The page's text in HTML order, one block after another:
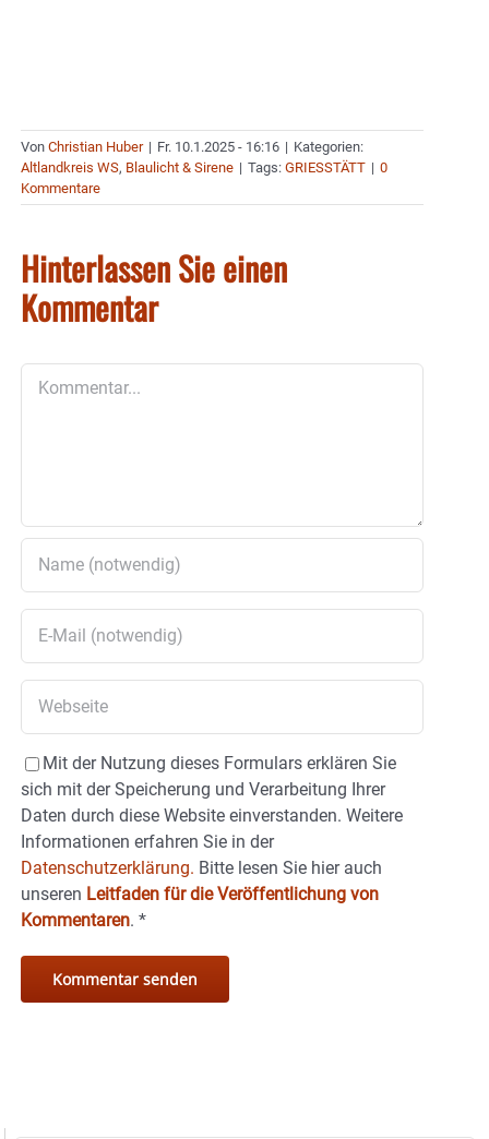
Von Christian Huber | Fr. 10.1.2025 - 16:16 | Kategorien:
Altlandkreis WS, Blaulicht & Sirene | Tags: GRIESSTÄTT | 0
Kommentare
Hinterlassen Sie einen
Kommentar
Mit der Nutzung dieses Formulars erklären Sie
sich mit der Speicherung und Verarbeitung Ihrer
Daten durch diese Website einverstanden. Weitere
Informationen erfahren Sie in der
Datenschutzerklärung. Bitte lesen Sie hier auch
unseren Leitfaden für die Veröffentlichung von
Kommentaren. *